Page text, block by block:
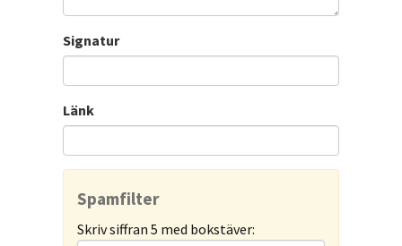
Signatur
Länk
Spamfilter
Skriv siffran 5 med bokstäver: